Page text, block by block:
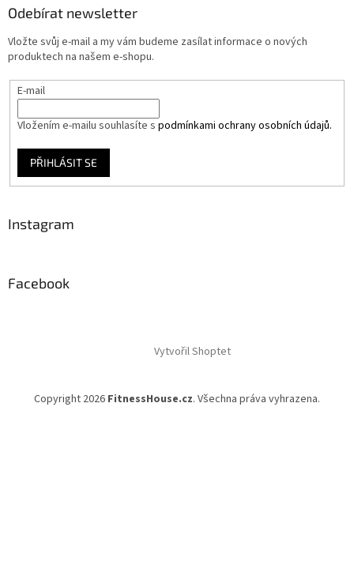
Odebírat newsletter
Vložte svůj e-mail a my vám budeme zasílat informace o nových
produktech na našem e-shopu.
E-mail
Vložením e-mailu souhlasíte s podmínkami ochrany osobních údajů.
PŘIHLÁSIT SE
Instagram
Facebook
Vytvořil Shoptet
Copyright 2026 FitnessHouse.cz. Všechna práva vyhrazena.